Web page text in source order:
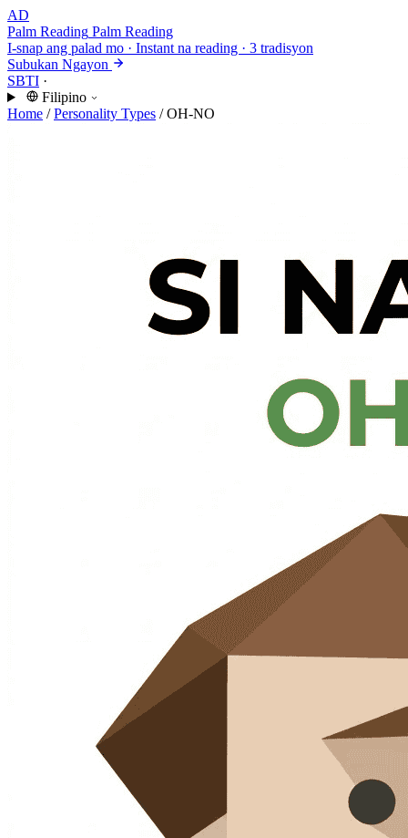
AD
Palm Reading Palm Reading
I-snap ang palad mo · Instant na reading · 3 tradisyon
Subukan Ngayon
SBTI ·
Filipino
Home / Personality Types / OH-NO